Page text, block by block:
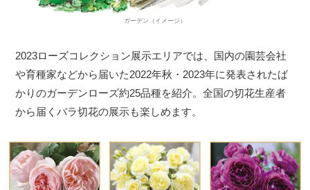
ガーデン（イメージ）
2023ローズコレクション展示エリアでは、国内の園芸会社
や育種家などから届いた2022年秋・2023年に発表されたば
かりのガーデンローズ約25品種を紹介。全国の切花生産者
から届くバラ切花の展示も楽しめます。